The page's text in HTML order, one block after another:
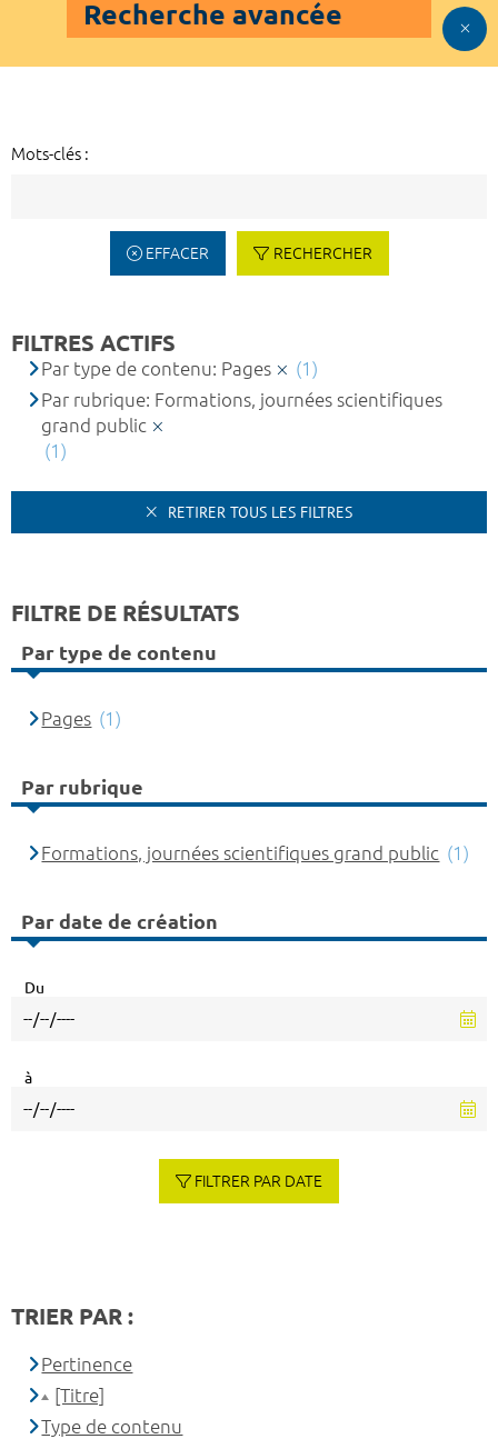
Recherche avancée
Mots-clés :
EFFACER RECHERCHER
FILTRES ACTIFS
Par type de contenu: Pages
(1)
Par rubrique: Formations, journées scientifiques
grand public
(1)
RETIRER TOUS LES FILTRES
FILTRE DE RÉSULTATS
Par type de contenu
Pages (1)
Par rubrique
Formations, journées scientifiques grand public (1)
Par date de création
Du
à
FILTRER PAR DATE
TRIER PAR :
Pertinence
[Titre]
Type de contenu